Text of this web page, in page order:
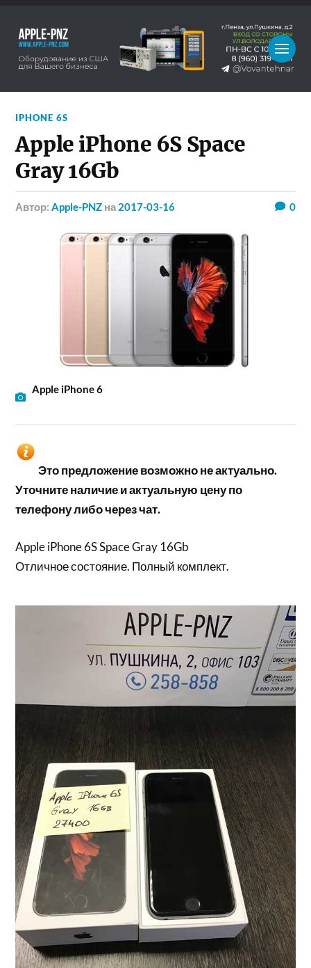
IPHONE 6S
Apple iPhone 6S Space
Gray 16Gb
Автор:Apple-PNZ на 2017-03-16 0
Apple iPhone 6
Это предложение возможно не актуально.
Уточните наличие и актуальную цену по
телефону либо через чат.
Apple iPhone 6S Space Gray 16Gb
Отличное состояние. Полный комплект.